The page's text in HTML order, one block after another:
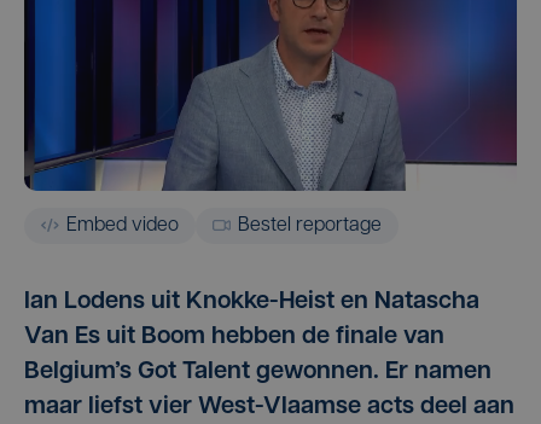
Embed video Bestel reportage
Ian Lodens uit Knokke-Heist en Natascha
Van Es uit Boom hebben de finale van
Belgium’s Got Talent gewonnen. Er namen
maar liefst vier West-Vlaamse acts deel aan